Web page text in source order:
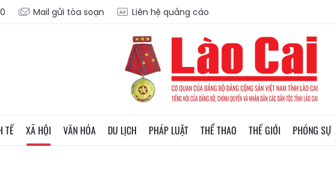
Mail gửi tòa soạn Liên hệ quảng cáo
TẾ XÃ HỘI VĂN HÓA DU LỊCH PHÁP LUẬT THỂ THAO THẾ GIỚI PHÓNG SỰ